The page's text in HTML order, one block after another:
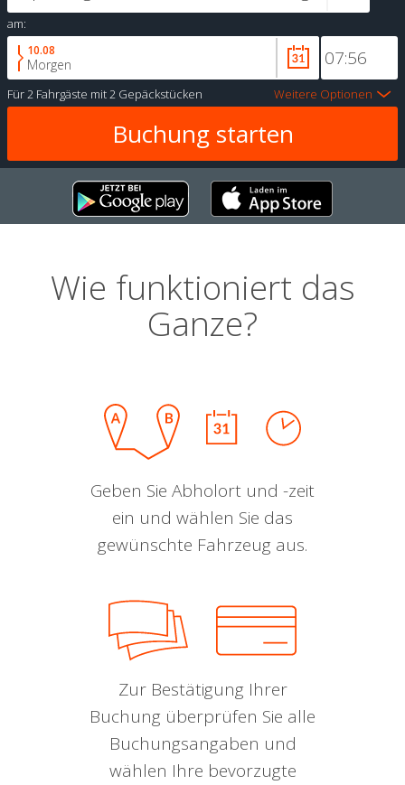
am:
10.08
Morgen
Für2 Fahrgäste mit2 Gepäckstücken Weitere Optionen
Wie funktioniert das
Ganze?
Geben Sie Abholort und -zeit
ein und wählen Sie das
gewünschte Fahrzeug aus.
Zur Bestätigung Ihrer
Buchung überprüfen Sie alle
Buchungsangaben und
wählen Ihre bevorzugte